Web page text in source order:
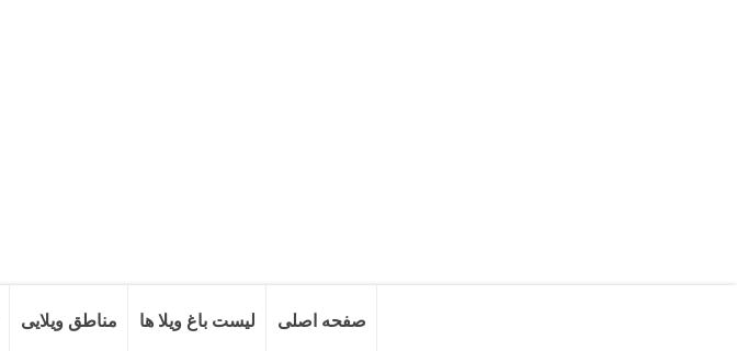
صفحه اصلی لیست باغ ویلا ها مناطق ویلایی